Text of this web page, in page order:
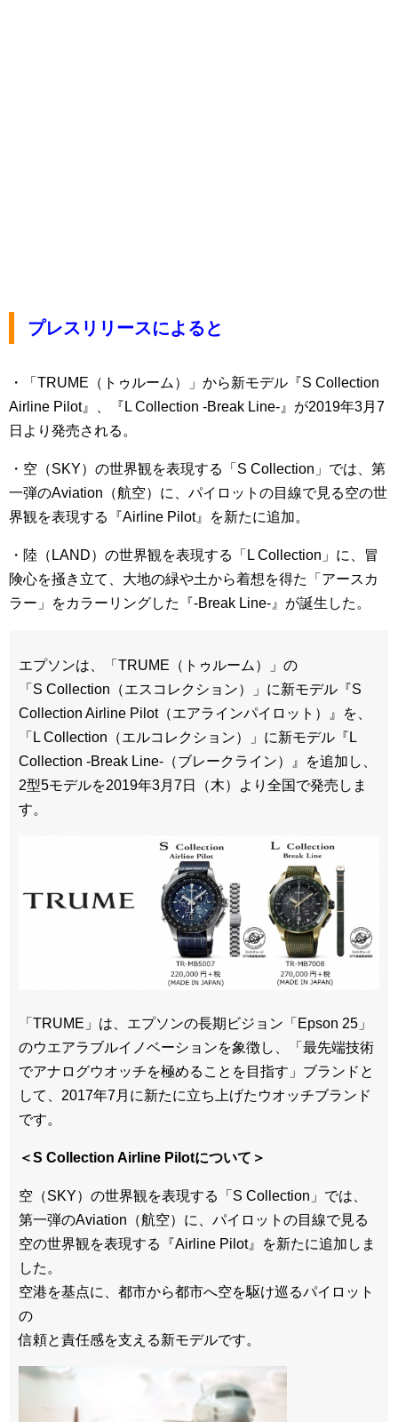
プレスリリースによると
・「TRUME（トゥルーム）」から新モデル『S Collection
Airline Pilot』、『L Collection -Break Line-』が2019年3月7
日より発売される。
・空（SKY）の世界観を表現する「S Collection」では、第
一弾のAviation（航空）に、パイロットの目線で見る空の世
界観を表現する『Airline Pilot』を新たに追加。
・陸（LAND）の世界観を表現する「L Collection」に、冒
険心を掻き立て、大地の緑や土から着想を得た「アースカ
ラー」をカラーリングした『-Break Line-』が誕生した。
エプソンは、「TRUME（トゥルーム）」の
「S Collection（エスコレクション）」に新モデル『S
Collection Airline Pilot（エアラインパイロット）』を、
「L Collection（エルコレクション）」に新モデル『L
Collection -Break Line-（ブレークライン）』を追加し、
2型5モデルを2019年3月7日（木）より全国で発売しま
す。
「TRUME」は、エプソンの⻑期ビジョン「Epson 25」
のウエアラブルイノベーションを象徴し、「最先端技術
でアナログウオッチを極めることを⽬指す」ブランドと
して、2017年7月に新たに立ち上げたウオッチブランド
です。
＜S Collection Airline Pilotについて＞
空（SKY）の世界観を表現する「S Collection」では、
第一弾のAviation（航空）に、パイロットの目線で見る
空の世界観を表現する『Airline Pilot』を新たに追加しま
した。
空港を基点に、都市から都市へ空を駆け巡るパイロット
の
信頼と責任感を支える新モデルです。